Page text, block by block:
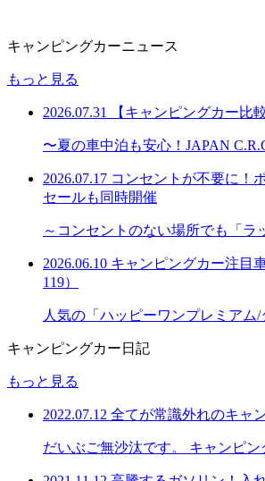
キャンピングカーニュース
もっと見る
2026.07.31 【キャンピングカー比
〜夏の車中泊も安心！JAPAN
2026.07.17 コンセントが不要に！
セールも同時開催
～コンセントのない場所でも「
2026.06.10 キャンピングカー注目
119）
人気の「ハッピーワンプレミア
キャンピングカー日記
もっと見る
2022.07.12 全てが常識外れのキャ
だいぶご無沙汰です。 キャンピ